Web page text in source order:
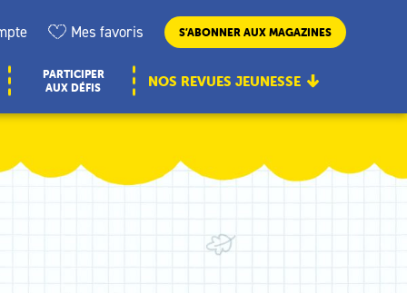
Mes favoris S’ABONNER AUX MAGAZINES
PARTICIPER
AUX DÉFIS
NOS REVUES JEUNESSE